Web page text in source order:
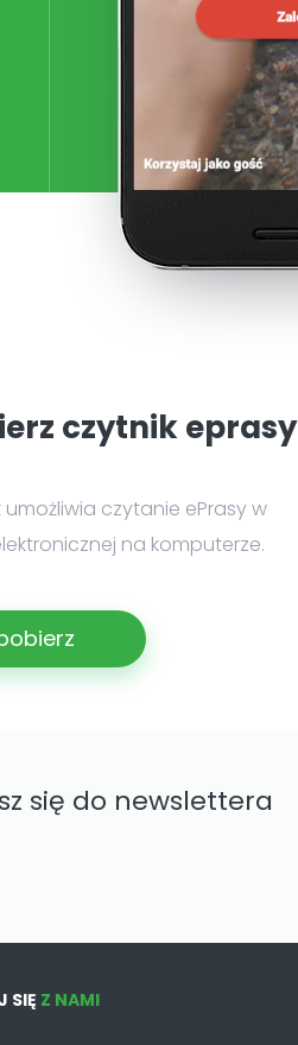
czytnik eprasy
umożliwia czytanie ePrasy w
na komputerze.
się do newslettera
SIĘ Z NAMI